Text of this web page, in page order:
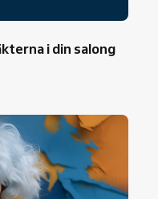
i din salong